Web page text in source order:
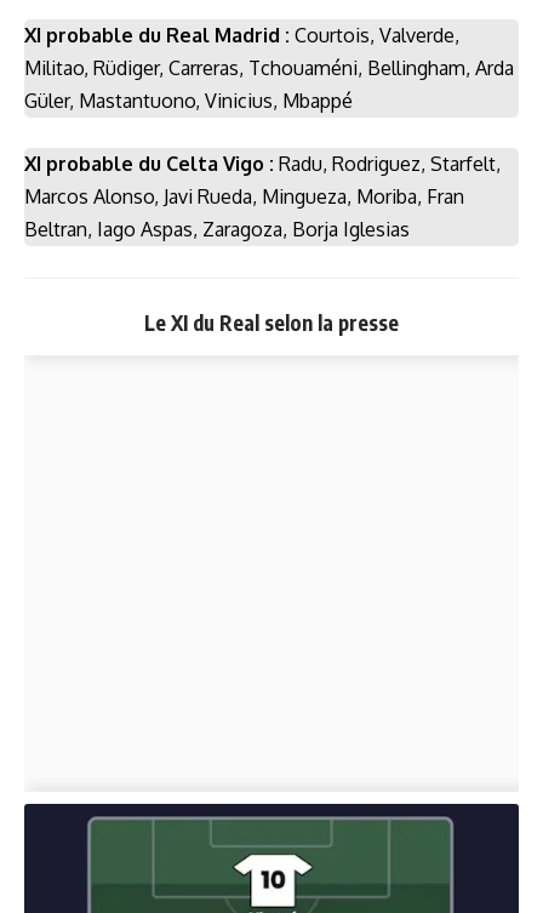
XI probable du Real Madrid : Courtois, Valverde,
Militao, Rüdiger, Carreras, Tchouaméni, Bellingham, Arda
Güler, Mastantuono, Vinicius, Mbappé
XI probable du Celta Vigo : Radu, Rodriguez, Starfelt,
Marcos Alonso, Javi Rueda, Mingueza, Moriba, Fran
Beltran, Iago Aspas, Zaragoza, Borja Iglesias
Le XI du Real selon la presse